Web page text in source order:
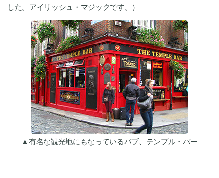
した。アイリッシュ・マジックです。）
▲有名な観光地にもなっているパブ、テンプル・バー